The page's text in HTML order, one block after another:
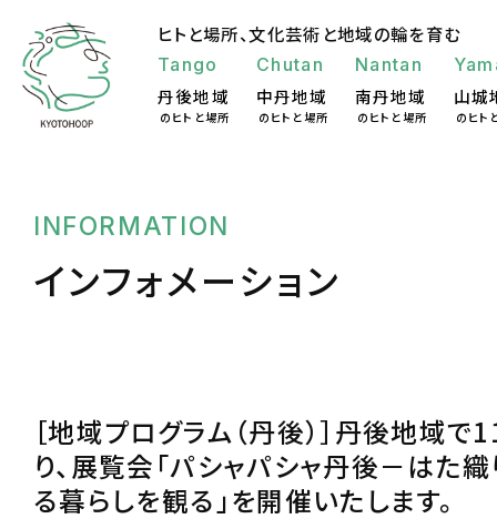
ヒトと場所、文化芸術と地域の輪を育む
Tango
丹後地域
のヒトと場所
Chutan
中丹地域
のヒトと場所
Nantan
南丹地域
のヒトと場所
山城
のヒト
INFORMATION
インフォメーション
［地域プログラム（丹後）］丹後地域
り、展覧会「パシャパシャ丹後－はた
る暮らしを観る」を開催いたします。